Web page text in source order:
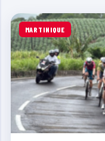
MARTINIQUE